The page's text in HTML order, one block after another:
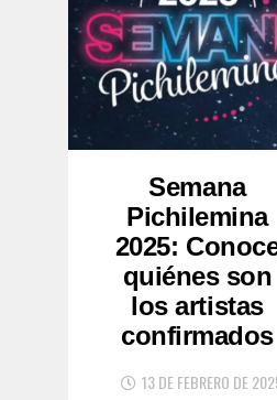
Semana
Pichilemina
2025:
quiénes son
los artistas
confirmados
13 DE FEBRERO DE